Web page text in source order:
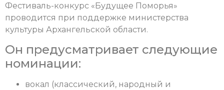
Фестиваль-конкурс «Будущее Поморья»
проводится при поддержке министерства
культуры Архангельской области.
Он предусматривает следующие
номинации:
вокал (классический, народный и